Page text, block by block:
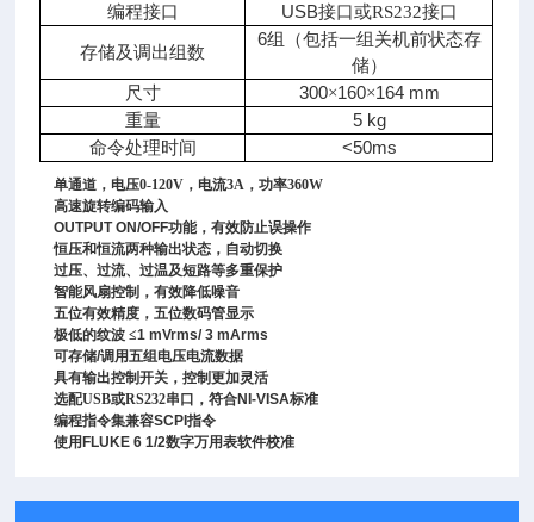
编程接口 USB接口或RS232接口
存储及调出组数
6组 （包括一组关机前状态存
储）
尺寸 300×160×164 mm
重量 5 kg
命令处理时间 <50ms
单通道，电压0-120V，电流3A，功率360W
高速旋转编码输入
OUTPUT ON/OFF功能，有效防止误操作
恒压和恒流两种输出状态，自动切换
过压、过流、过温及短路等多重保护
智能风扇控制，有效降低噪音
五位有效精度，五位数码管显示
极低的纹波 ≤1 mVrms/ 3 mArms
可存储/调用五组电压电流数据
具有输出控制开关，控制更加灵活
选配USB或RS232串口 ，符合NI-VISA标准
编程指令集兼容SCPI指令
使用FLUKE 6 1/2数字万用表软件校准